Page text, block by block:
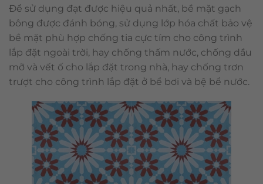
Để sử dụng đạt được hiệu quả nhất, bề mặt gạch
bông được đánh bóng, sử dụng lớp hóa chất bảo vệ
bề mặt phù hợp chống tia cực tím cho công trình
lắp đặt ngoài trời, hay chống thấm nước, chống dầu
mỡ và vết ố cho lắp đặt trong nhà, hay chống trơn
trượt cho công trình lắp đặt ở bể bơi và bệ bể nước.